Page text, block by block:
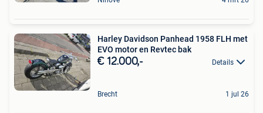
Harley Davidson Panhead 1958 FLH met
EVO motor en Revtec bak
€ 12.000,- Details
Brecht 1 jul 26